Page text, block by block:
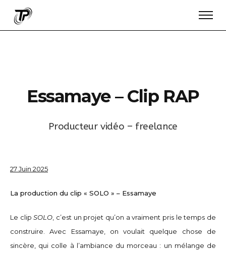
Essamaye – Clip RAP
Producteur vidéo – freelance
27 Juin 2025
La production du clip « SOLO » – Essamaye
Le clipSOLO , c’est un projet qu’on a vraiment pris le temps de
construire. Avec Essamaye, on voulait quelque chose de
sincère, qui colle à l’ambiance du morceau : un mélange de